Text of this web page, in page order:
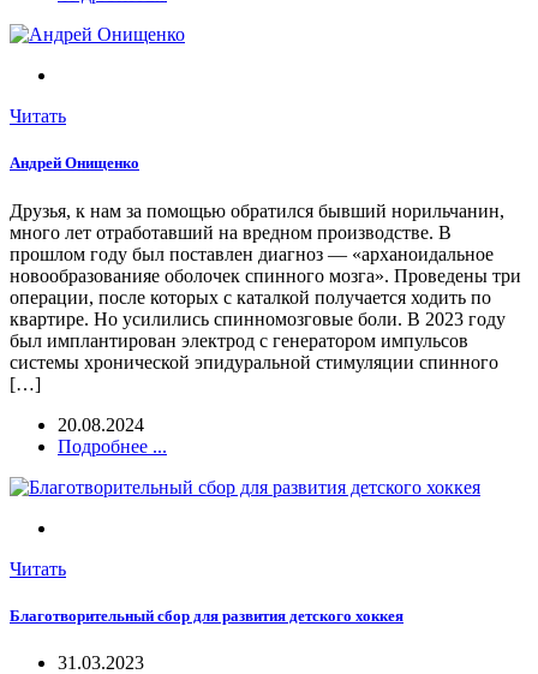
Читать
Андрей Онищенко
Друзья, к нам за помощью обратился бывший норильчанин,
много лет отработавший на вредном производстве. В
прошлом году был поставлен диагноз — «арханоидальное
новообразованияе оболочек спинного мозга». Проведены три
операции, после которых с каталкой получается ходить по
квартире. Но усилились спинномозговые боли. В 2023 году
был имплантирован электрод с генератором импульсов
системы хронической эпидуральной стимуляции спинного
[…]
20.08.2024
Подробнее ...
Читать
Благотворительный сбор для развития детского хоккея
31.03.2023